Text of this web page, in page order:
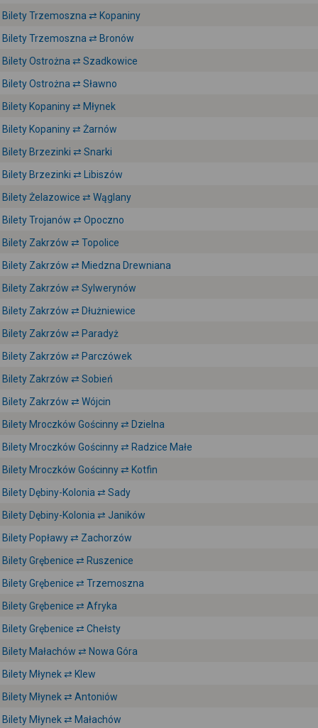
Bilety Trzemoszna ⇄ Kopaniny
Bilety Trzemoszna ⇄ Bronów
Bilety Ostrożna ⇄ Szadkowice
Bilety Ostrożna ⇄ Sławno
Bilety Kopaniny ⇄ Młynek
Bilety Kopaniny ⇄ Żarnów
Bilety Brzezinki ⇄ Snarki
Bilety Brzezinki ⇄ Libiszów
Bilety Żelazowice ⇄ Wąglany
Bilety Trojanów ⇄ Opoczno
Bilety Zakrzów ⇄ Topolice
Bilety Zakrzów ⇄ Miedzna Drewniana
Bilety Zakrzów ⇄ Sylwerynów
Bilety Zakrzów ⇄ Dłużniewice
Bilety Zakrzów ⇄ Paradyż
Bilety Zakrzów ⇄ Parczówek
Bilety Zakrzów ⇄ Sobień
Bilety Zakrzów ⇄ Wójcin
Bilety Mroczków Gościnny ⇄ Dzielna
Bilety Mroczków Gościnny ⇄ Radzice Małe
Bilety Mroczków Gościnny ⇄ Kotfin
Bilety Dębiny-Kolonia ⇄ Sady
Bilety Dębiny-Kolonia ⇄ Janików
Bilety Popławy ⇄ Zachorzów
Bilety Grębenice ⇄ Ruszenice
Bilety Grębenice ⇄ Trzemoszna
Bilety Grębenice ⇄ Afryka
Bilety Grębenice ⇄ Chełsty
Bilety Małachów ⇄ Nowa Góra
Bilety Młynek ⇄ Klew
Bilety Młynek ⇄ Antoniów
Bilety Młynek ⇄ Małachów